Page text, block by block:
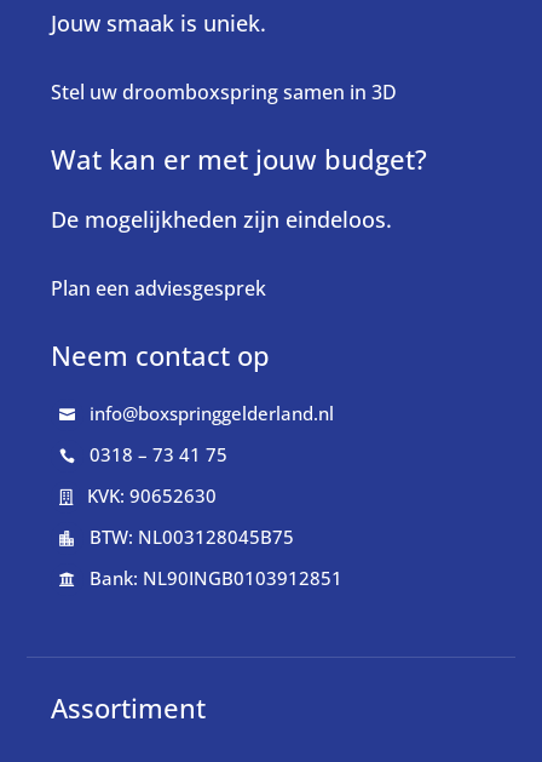
Jouw smaak is uniek.
Stel uw droomboxspring samen in 3D
Wat kan er met jouw budget?
De mogelijkheden zijn eindeloos.
Plan een adviesgesprek
Neem contact op
 info@boxspringgelderland.nl
 0318 – 73 41 75
 KVK: 90652630
 BTW: NL003128045B75
 Bank: NL90INGB0103912851
Assortiment